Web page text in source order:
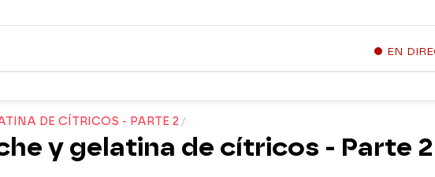
EN
DE CÍTRICOS - PARTE 2
y gelatina de cítricos - Parte 2